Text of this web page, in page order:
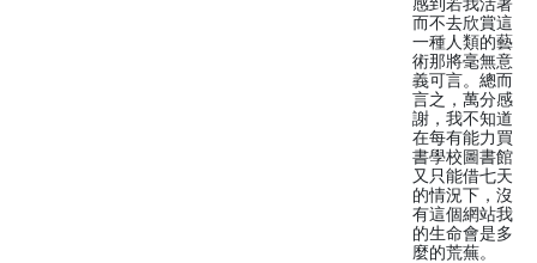
而不去欣賞這
一種人類的藝
術那將毫無意
義可言。總而
言之，萬分感
謝，我不知道
在每有能力買
書學校圖書館
又只能借七天
的情況下，沒
有這個網站我
的生命會是多
麼的荒蕪。